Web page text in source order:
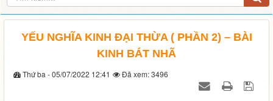
YẾU NGHĨA KINH ĐẠI THỪA ( PHẦN 2) – BÀI
KINH BÁT NHÃ
Thứ ba - 05/07/2022 12:41 Đã xem: 3496